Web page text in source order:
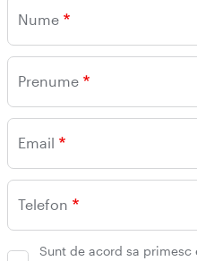
Nume
Prenume
Email
Telefon
Sunt de acord sa